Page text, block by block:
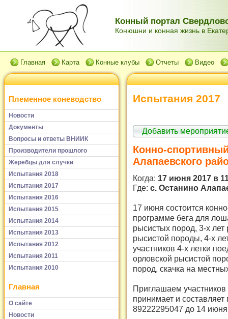
Конный портал
Конюшни и конная жизнь в
Главная Карта Конные клубы Отчеты Видео
Племенное коневодство
Новости
Документы
Вопросы и ответы ВНИИК
Производители прошлого
Жеребцы для случки
Испытания 2018
Испытания 2017
Испытания 2016
Испытания 2015
Испытания 2014
Испытания 2013
Испытания 2012
Испытания 2011
Испытания 2010
Главная
О сайте
Новости
Испытания 2017
Добавить
Конно-
Алапаевского
Когда: 17 июня 2017 в
Где: с. Останино
17 июня состоится
программе бега для
рысистых пород, 3-х лет
рысистой породы, 4-х
участников 4-х летки
орловской рысистой
пород, скачка на
Приглашаем участников
принимает и
89222295047 до 14